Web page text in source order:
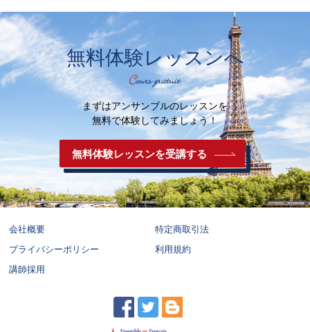
無料体験レッスンへ
まずはアンサンブルのレッスンを
無料で体験してみましょう！
無料体験レッスンを受講する
会社概要
特定商取引法
プライバシーポリシー
利用規約
講師採用